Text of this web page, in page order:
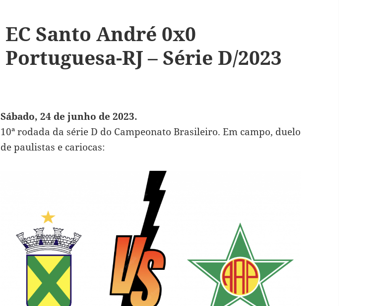
EC Santo André 0x0
Portuguesa-RJ – Série D/2023
Sábado, 24 de junho de 2023.
10ª rodada da série D do Campeonato Brasileiro. Em campo, duelo
de paulistas e cariocas: